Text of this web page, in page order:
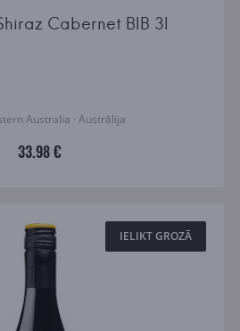
Cabernet BIB 3l
Australia · Austrālija
33.98 €
IELIKT GROZĀ